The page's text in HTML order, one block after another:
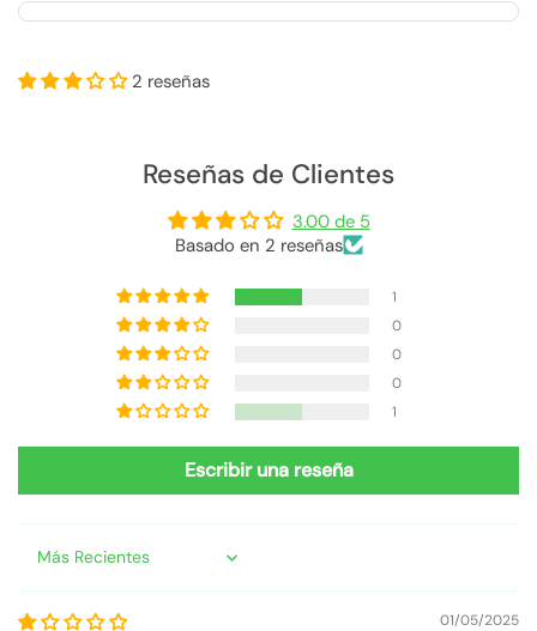
2 reseñas
Reseñas de Clientes
3.00 de 5
Basado en 2 reseñas
1
0
0
0
1
Escribir una reseña
Sort by
01/05/2025